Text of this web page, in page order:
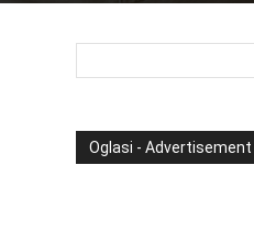
Oglasi - Advertisement